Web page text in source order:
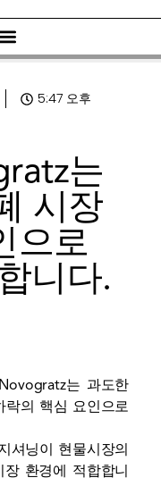
5:47 오후
는
시장
으로
니다.
는 과도한
락의 핵심 요인으로
셔닝이 현물시장의
환경에 적합합니